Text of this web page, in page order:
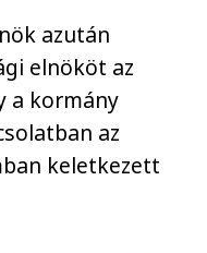
azután
elnököt az
a kormány
az
keletkezett